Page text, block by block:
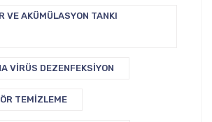
VE AKÜMÜLASYON TANKI
VIRÜS DEZENFEKSIYON
TEMIZLEME